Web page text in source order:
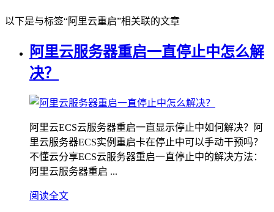
以下是与标签“阿里云重启”相关联的文章
阿里云服务器重启一直停止中怎么解
决？
阿里云ECS云服务器重启一直显示停止中如何解决？阿
里云服务器ECS实例重启卡在停止中可以手动干预吗？
不懂云分享ECS云服务器重启一直停止中的解决方法：
阿里云服务器重启 ...
阅读全文